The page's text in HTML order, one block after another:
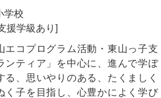
学校
援学級あり]
エコプログラム活動・東山っ子支
ンティア」を中心に、進んで学ぼ
る、思いやりのある、たくましく
く子を目指し、心豊かによく学び